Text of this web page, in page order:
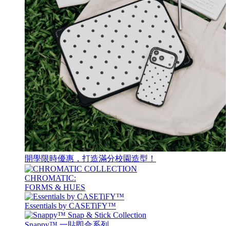
開學限時優惠，打造滿分校園造型！
CHROMATIC:
FORMS & HUES
Essentials by CASETiFY™